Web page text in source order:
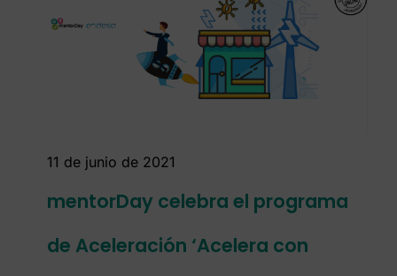
11 de junio de 2021
mentorDay celebra el programa
de Aceleración ‘Acelera con